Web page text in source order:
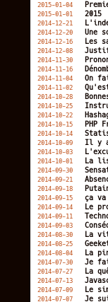
2015-01-04
2015-01-01 2015
2014-12-21
2014-12-20 Une
2014-12-16 Les
2014-12-08
2014-11-30
2014-11-16
2014-11-04 On
2014-11-02
2014-10-28
2014-10-25
2014-10-22
2014-10-15 PHP
2014-10-14
2014-10-09 Il y a
2014-10-03
2014-10-01 La
2014-09-30
2014-09-21
2014-09-18
2014-09-15 ça
2014-09-14 Le
2014-09-11
2014-09-03
2014-08-30 La
2014-08-25
2014-08-04 La
2014-07-30 Je
2014-07-27 La
2014-07-13
2014-07-09 Le
2014-07-07 Je